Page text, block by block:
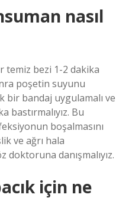
nasıl
temiz bezi 1-2 dakika
poşetin suyunu
bir bandaj uygulamalı ve
bastırmalıyız. Bu
boşalmasını
ve ağrı hala
danışmalıyız.
için ne